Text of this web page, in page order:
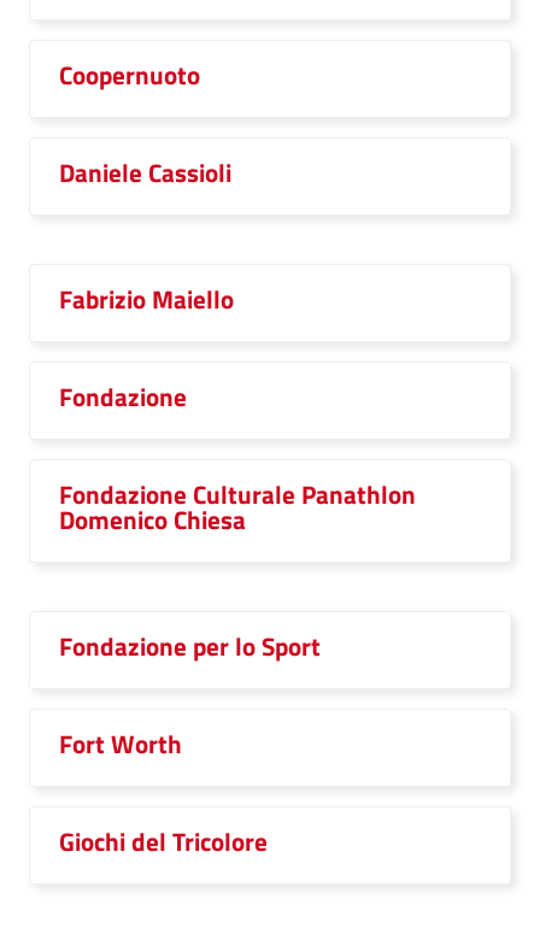
Coopernuoto
Daniele Cassioli
Fabrizio Maiello
Fondazione
Fondazione Culturale Panathlon
Domenico Chiesa
Fondazione per lo Sport
Fort Worth
Giochi del Tricolore